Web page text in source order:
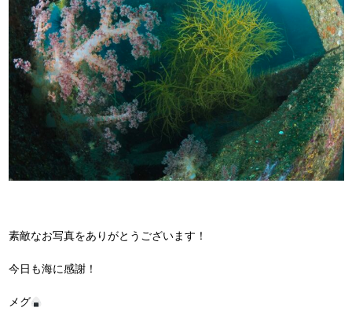
素敵なお写真をありがとうございます！
今日も海に感謝！
メグ